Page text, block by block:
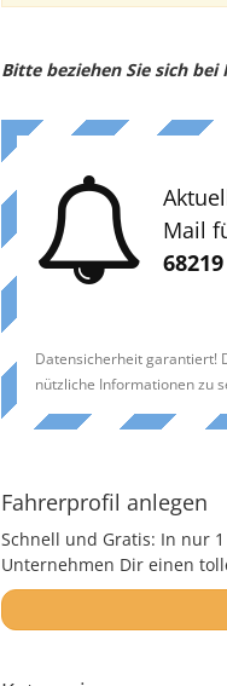
Bitte beziehen Sie sich
Mail
Datensicherheit garantiert!
nützliche Informationen zu
Fahrerprofil anlegen
Schnell und Gratis: In nur
Unternehmen Dir einen